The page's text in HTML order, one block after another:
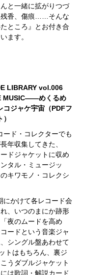
と一緒に拡がりつづ
残香、傷痕……そんな
ところ』とお付き合
ます。
LIBRARY vol.006
MUSIC――めくるめ
コジャケ宇宙（PDFフ
ード・コレクターでも
年収集してきた、
ドジャケットに収め
タル・ミュージッ
キワモノ・コレクシ
にかけて各レコード会
、いつのまにか跡形
夜のムードを高め
ードという音楽ジャ
シングル盤あわせて
トはもちろん、裏ジ
うダブルジャケット
は歌詞・解説カード